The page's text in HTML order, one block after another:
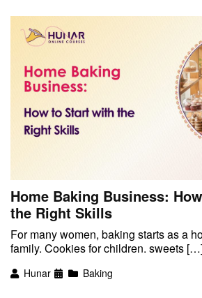
Home Baking Business:
the Right Skills
For many women, baking starts as a
family. Cookies for children. sweets
Hunar Baking